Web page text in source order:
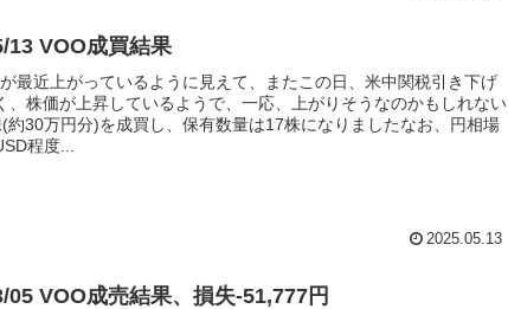
13 VOO成買結果
最近上がっているように見えて、またこの日、米中関税引き下げ
、株価が上昇しているようで、一応、上がりそうなのかもしれない
約30万円分)を成買し、保有数量は17株になりましたなお、円相場
程度...
2025.05.13
05 VOO成売結果、損失-51,777円